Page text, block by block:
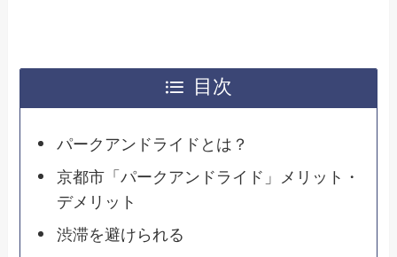
目次
パークアンドライドとは？
京都市「パークアンドライド」メリット・
デメリット
渋滞を避けられる